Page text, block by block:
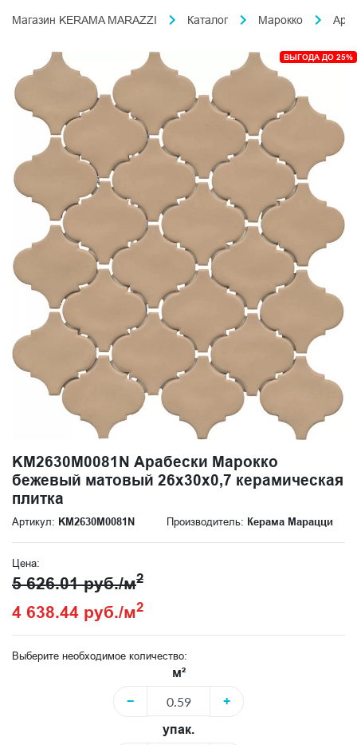
Магазин KERAMA MARAZZI Каталог Марокко
ВЫГОДА ДО 25%
KM2630M0081N Арабески Марокко
бежевый матовый 26x30x0,7 керамическая
плитка
Артикул: KM2630M0081N Производитель: Керама Марацци
Цена:
5 626.01 руб./м2
4 638.44 руб./м2
Выберите необходимое количество:
м²
−
+
упак.